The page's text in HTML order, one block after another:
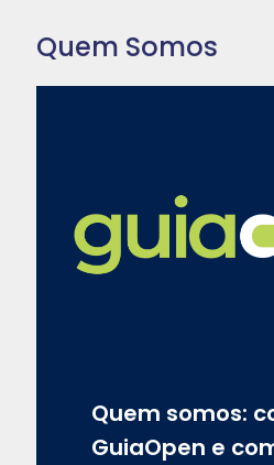
Quem Somos
Quem somos:
GuiaOpen e